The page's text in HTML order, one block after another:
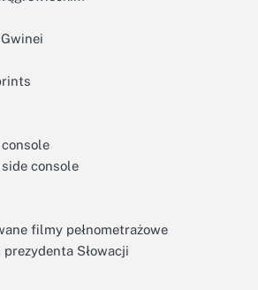
console
filmy pełnometrażowe
Słowacji